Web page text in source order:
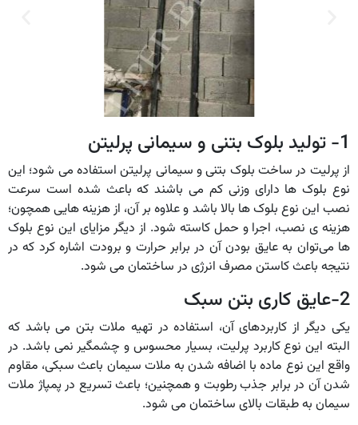
1- تولید بلوک بتنی و سیمانی پرلیتن
از پرلیت در ساخت بلوک بتنی و سیمانی پرلیتن استفاده می شود؛ این
نوع بلوک ها دارای وزنی کم می باشند که باعث شده است سرعت
نصب این نوع بلوک ها بالا باشد و علاوه بر آن، از هزینه هایی همچون؛
هزینه ی نصب، اجرا و حمل کاسته شود. از دیگر مزایای این نوع بلوک
ها می‌توان به عایق بودن آن در برابر حرارت و برودت اشاره کرد که در
نتیجه باعث کاستن مصرف انرژی در ساختمان می شود.
2-عایق کاری بتن سبک
یکی دیگر از کاربردهای آن، استفاده در تهیه ملات بتن می باشد که
البته این نوع کاربرد پرلیت، بسیار محسوس و چشمگیر نمی باشد. در
واقع این نوع ماده با اضافه شدن به ملات سیمان باعث سبکی، مقاوم
شدن آن در برابر جذب رطوبت و همچنین؛ باعث تسریع در پمپاژ ملات
سیمان به طبقات بالای ساختمان می شود.